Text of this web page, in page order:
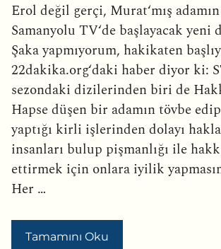
Erol değil gerçi, Murat‘mış adamın
Samanyolu TV‘de başlayacak
Şaka yapmıyorum, hakikaten
22dakika.org‘daki haber diyor ki:
sezondaki dizilerinden biri de
Hapse düşen bir adamın tövbe
yaptığı kirli işlerinden dolayı
insanları bulup pişmanlığı ile
ettirmek için onlara iyilik
Her …
Tamamını Oku